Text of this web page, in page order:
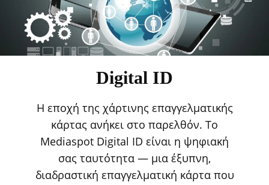
Digital ID
Η εποχή της χάρτινης επαγγελματικής
κάρτας ανήκει στο παρελθόν. Το
Mediaspot Digital ID είναι η ψηφιακή
σας ταυτότητα — μια έξυπνη,
διαδραστική επαγγελματική κάρτα που